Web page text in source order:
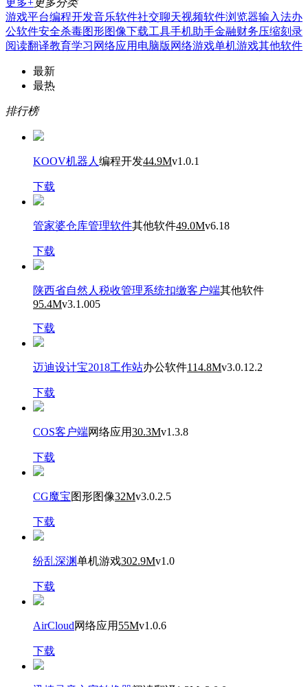
游戏平台编程开发音乐软件社交聊天视频软件浏览器输入法办
公软件安全杀毒图形图像下载工具手机助手金融财务压缩刻录
阅读翻译教育学习 网络应用 电脑版 网络游戏单机游戏其他软件
最新
最热
排行榜
KOOV机器人 编程开发44.9Mv1.0.1
下载
管家婆仓库管理软件其他软件49.0Mv6.18
下载
陕西省自然人税收管理系统扣缴客户端其他软件
95.4Mv3.1.005
下载
迈迪设计宝2018工作站办公软件114.8Mv3.0.12.2
下载
COS客户端网络应用30.3Mv1.3.8
下载
CG魔宝图形图像32Mv3.0.2.5
下载
纷乱深渊单机游戏302.9Mv1.0
下载
AirCloud网络应用 55Mv1.0.6
下载